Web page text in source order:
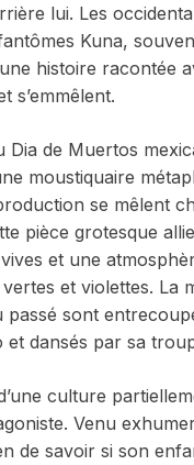
lui. Les
Kuna,
histoire
s’emmêlent.
Dia de Muertos
moustiquaire
se mêlent
pièce grotesque
et une
et violettes. La
passé sont
dansés par sa
culture
Venu
de savoir si son